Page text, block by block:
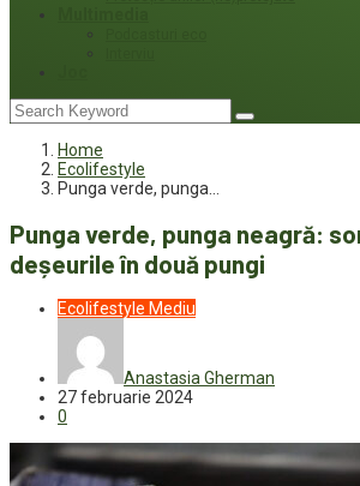
Home
Ecolifestyle
Punga verde, punga…
Punga verde, punga neagră:
deșeurile în două pungi
Ecolifestyle Mediu
Anastasia Gherman
27 februarie 2024
0